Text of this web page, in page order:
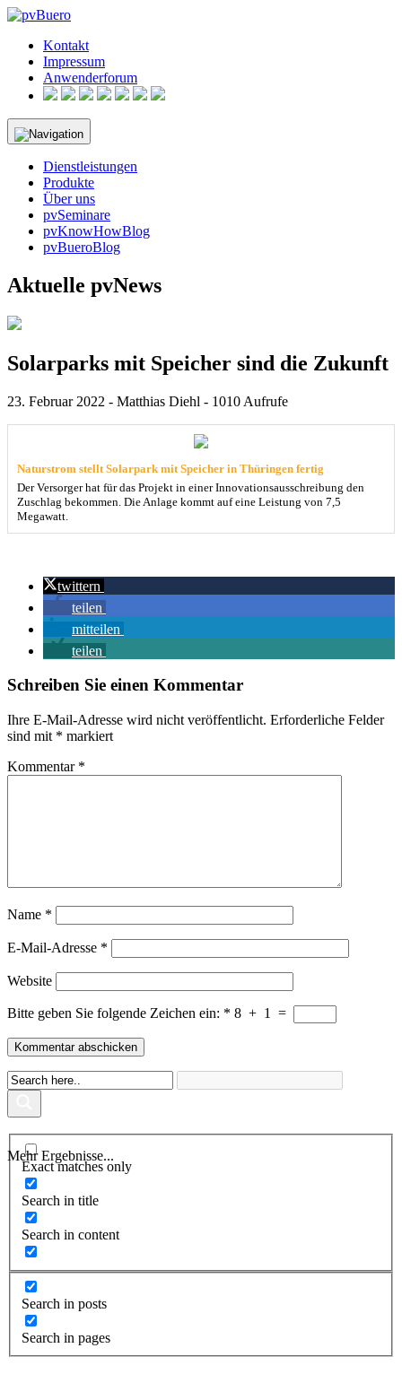
Skip
contentKontakt
Impressum
Anwenderforum
Dienstleistungen
Produkte
Über uns
pvSeminare
pvKnowHowBlog
pvBueroBlog
Aktuelle pvNews
Solarparks mit Speicher sind die Zukunft
23. Februar 2022 - Matthias Diehl - 1010 Aufrufe
Naturstrom stellt Solarpark mit Speicher in Thüringen fertig
Der Versorger hat für das Projekt in einer Innovationsausschreibung den
Zuschlag bekommen. Die Anlage kommt auf eine Leistung von 7,5
Megawatt.
twittern
teilen
mitteilen
teilen
Schreiben Sie einen Kommentar
Ihre E-Mail-Adresse wird nicht veröffentlicht. Erforderliche Felder
sind mit * markiert
Kommentar *
Name *
E-Mail-Adresse *
Website
Bitte geben Sie folgende Zeichen ein: * 8 + 1 =
Mehr Ergebnisse...
Exact matches only
Search in title
Search in content
Search in posts
Search in pages